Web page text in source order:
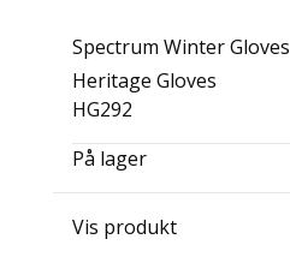
Spectrum Winter Gloves
Heritage Gloves
HG292
På lager
Vis produkt